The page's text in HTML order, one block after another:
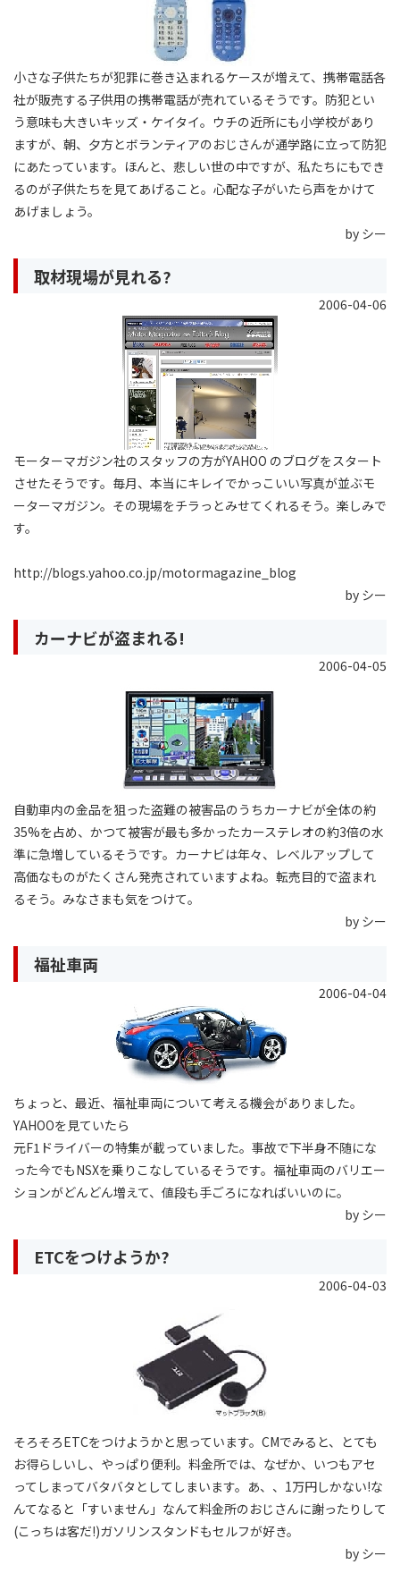
小さな子供たちが犯罪に巻き込まれるケースが増えて、携帯電話各
社が販売する子供用の携帯電話が売れているそうです。防犯とい
う意味も大きいキッズ・ケイタイ。ウチの近所にも小学校があり
ますが、朝、夕方とボランティアのおじさんが通学路に立って防犯
にあたっています。ほんと、悲しい世の中ですが、私たちにもでき
るのが子供たちを見てあげること。心配な子がいたら声をかけて
あげましょう。
by シー
取材現場が見れる?
2006-04-06
モーターマガジン社のスタッフの方がYAHOO のブログをスタート
させたそうです。毎月、本当にキレイでかっこいい写真が並ぶモ
ーターマガジン。その現場をチラっとみせてくれるそう。楽しみで
す。
http://blogs.yahoo.co.jp/motormagazine_blog
by シー
カーナビが盗まれる!
2006-04-05
自動車内の金品を狙った盗難の被害品のうちカーナビが全体の約
35%を占め、かつて被害が最も多かったカーステレオの約3倍の水
準に急増しているそうです。カーナビは年々、レベルアップして
高価なものがたくさん発売されていますよね。転売目的で盗まれ
るそう。みなさまも気をつけて。
by シー
福祉車両
2006-04-04
ちょっと、最近、福祉車両について考える機会がありました。
YAHOOを見ていたら
元F1ドライバーの特集が載っていました。事故で下半身不随にな
った今でもNSXを乗りこなしているそうです。福祉車両のバリエー
ションがどんどん増えて、値段も手ごろになればいいのに。
by シー
ETCをつけようか?
2006-04-03
そろそろETCをつけようかと思っています。CMでみると、とても
お得らしいし、やっぱり便利。料金所では、なぜか、いつもアセ
ってしまってバタバタとしてしまいます。あ、、1万円しかない!な
んてなると「すいません」なんて料金所のおじさんに謝ったりして
(こっちは客だ!)ガソリンスタンドもセルフが好き。
by シー